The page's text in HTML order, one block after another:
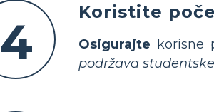
4
Koristite
Osigurajte korisne
podržava